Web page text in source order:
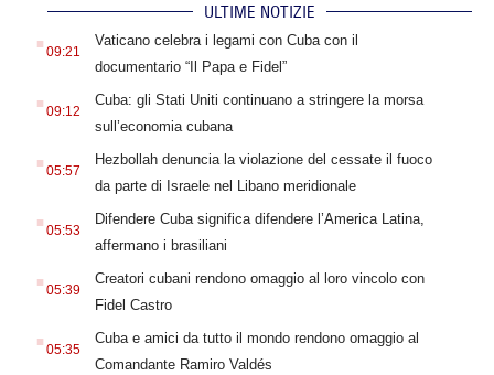
ULTIME NOTIZIE
. 09:21
Vaticano celebra i legami con Cuba con il
documentario “Il Papa e Fidel”
. 09:12
Cuba: gli Stati Uniti continuano a stringere la morsa
sull’economia cubana
. 05:57
Hezbollah denuncia la violazione del cessate il fuoco
da parte di Israele nel Libano meridionale
. 05:53
Difendere Cuba significa difendere l’America Latina,
affermano i brasiliani
. 05:39
Creatori cubani rendono omaggio al loro vincolo con
Fidel Castro
. 05:35
Cuba e amici da tutto il mondo rendono omaggio al
Comandante Ramiro Valdés